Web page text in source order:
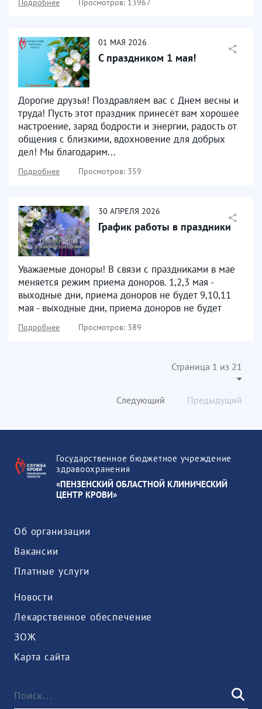
Подробнее Просмотров: 13967
01 МАЯ 2026
С праздником 1 мая!
Дорогие друзья! Поздравляем вас с Днем весны и
труда! Пусть этот праздник принесёт вам хорошее
настроение, заряд бодрости и энергии, радость от
общения с близкими, вдохновение для добрых
дел! Мы благодарим...
Подробнее Просмотров: 359
30 АПРЕЛЯ 2026
График работы в праздники
Уважаемые доноры! В связи с праздниками в мае
меняется режим приема доноров. 1,2,3 мая -
выходные дни, приема доноров не будет 9,10,11
мая - выходные дни, приема доноров не будет
Подробнее Просмотров: 389
Страница 1 из 21
Предыдущий
Следующий
Государственное бюджетное учреждение
здравоохранения
«ПЕНЗЕНСКИЙ ОБЛАСТНОЙ КЛИНИЧЕСКИЙ
ЦЕНТР КРОВИ»
Об организации
Вакансии
Платные услуги
Новости
Лекарственное обеспечение
ЗОЖ
Карта сайта